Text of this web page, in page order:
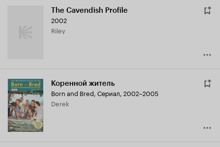
The Cavendish Profile
2002
Riley
Коренной житель
Born and Bred, Сериал, 2002–2005
Derek